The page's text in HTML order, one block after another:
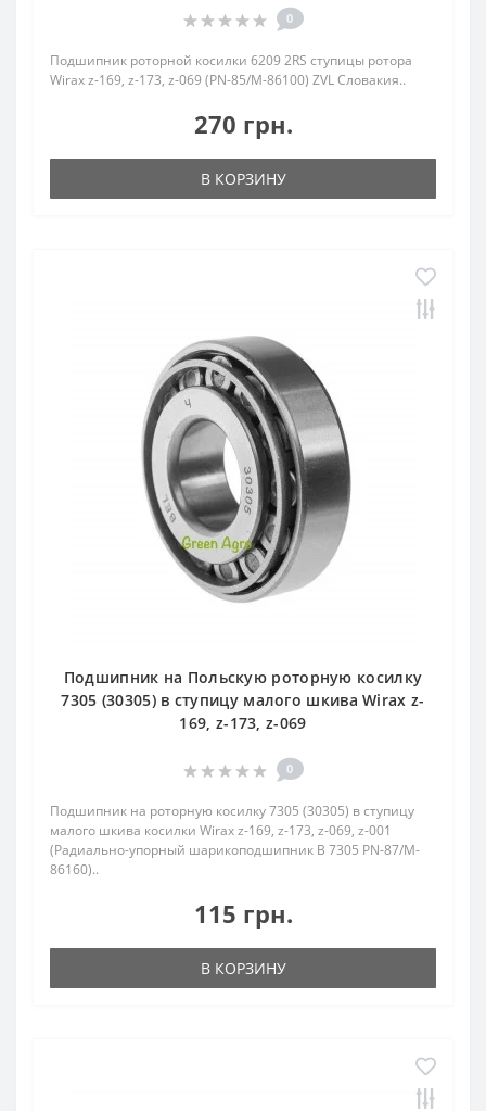
0
Подшипник роторной косилки 6209 2RS ступицы ротора
Wirax z-169, z-173, z-069 (PN-85/M-86100) ZVL Словакия..
270 грн.
В КОРЗИНУ
Подшипник на Польскую роторную косилку
7305 (30305) в ступицу малого шкива Wirax z-
169, z-173, z-069
0
Подшипник на роторную косилку 7305 (30305) в ступицу
малого шкива косилки Wirax z-169, z-173, z-069, z-001
(Радиально-упорный шарикоподшипник B 7305 PN-87/M-
86160)..
115 грн.
В КОРЗИНУ